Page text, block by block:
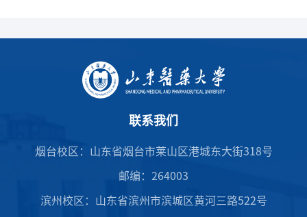
联系我们
烟台校区：山东省烟台市莱山区港城东大街318号
邮编：264003
滨州校区：山东省滨州市滨城区黄河三路522号